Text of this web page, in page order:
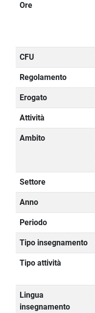
Ore
CFU
Regolamento
Erogato
Attività
Ambito
Settore
Anno
Periodo
Tipo insegnamento
Tipo attività
Lingua
insegnamento